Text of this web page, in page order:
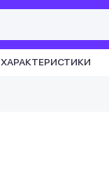
ХАРАКТЕРИСТИКИ